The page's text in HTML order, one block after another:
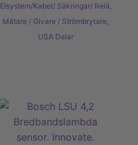
Elsystem/Kabel/ Säkringar/ Relä
Mätare / Givare / Strömbrytare
USA Delar